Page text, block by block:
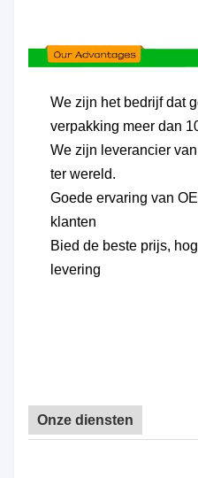
We zijn het bedrijf dat
verpakking meer dan
We zijn leverancier
ter wereld.
Goede ervaring van
klanten
Bied de beste prijs,
levering
Onze diensten